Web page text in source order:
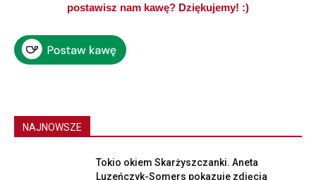
postawisz nam kawę? Dziękujemy! :)
NAJNOWSZE
Tokio okiem Skarżyszczanki. Aneta
Luzeńczyk-Somers pokazuje zdjęcia